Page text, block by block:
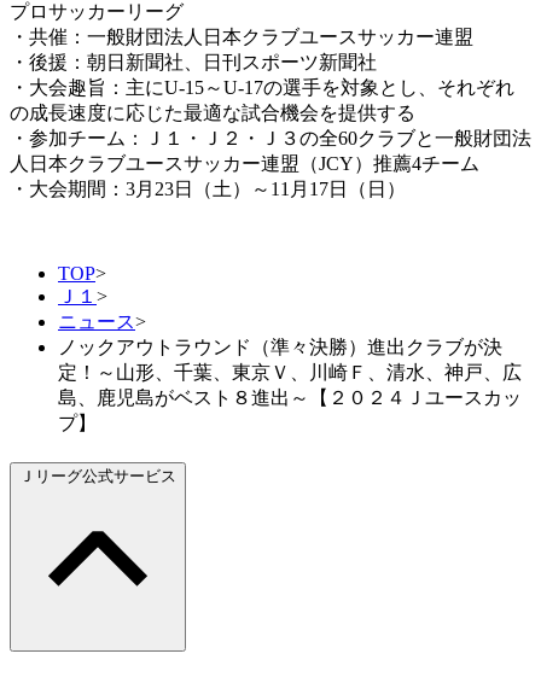
プロサッカーリーグ
・共催：一般財団法人日本クラブユースサッカー連盟
・後援：朝日新聞社、日刊スポーツ新聞社
・大会趣旨：主にU-15～U-17の選手を対象とし、それぞれ
の成長速度に応じた最適な試合機会を提供する
・参加チーム：Ｊ１・Ｊ２・Ｊ３の全60クラブと一般財団法
人日本クラブユースサッカー連盟（JCY）推薦4チーム
・大会期間：3月23日（土）～11月17日（日）
TOP>
Ｊ１ >
ニュース>
ノックアウトラウンド（準々決勝）進出クラブが決
定！～山形、千葉、東京Ｖ、川崎Ｆ、清水、神戸、広
島、鹿児島がベスト８進出～【２０２４Ｊユースカッ
プ】
Ｊリーグ公式サービス